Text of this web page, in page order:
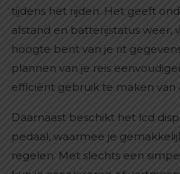
tijdens het rijden. Het geeft
afstand en batterijstatus weer,
hoogte bent van je rit
plannen van je reis
efficiënt gebruik te maken van
Daarnaast beschikt het lcd
pedaal, waarmee je
regelen. Met slechts een